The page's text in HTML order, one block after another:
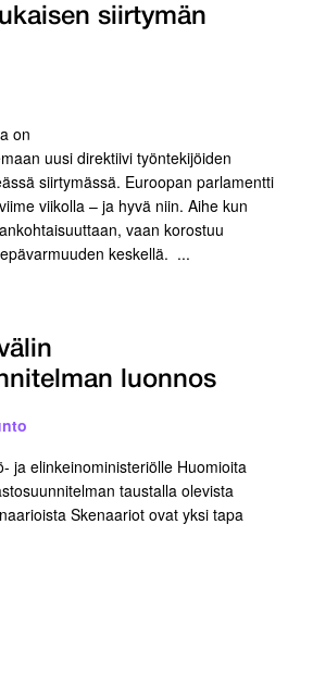
siirtymän
on
uusi direktiivi työntekijöiden
siirtymässä. Euroopan parlamentti
viikolla – ja hyvä niin. Aihe kun
vaan korostuu
keskellä. ...
luonnos
ja elinkeinoministeriölle Huomioita
taustalla olevista
Skenaariot ovat yksi tapa